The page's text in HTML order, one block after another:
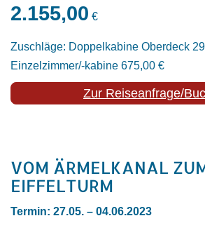
2.155,00 €
Zuschläge: Doppelkabine Oberdeck
Einzelzimmer/-kabine 675,00 €
Zur Reiseanfrage/
VOM ÄRMELKANAL
EIFFELTURM
Termin: 27.05. – 04.06.2023